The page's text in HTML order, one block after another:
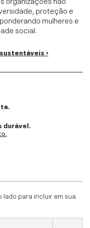
proteção e
mulheres e
social.
›
para incluir em sua